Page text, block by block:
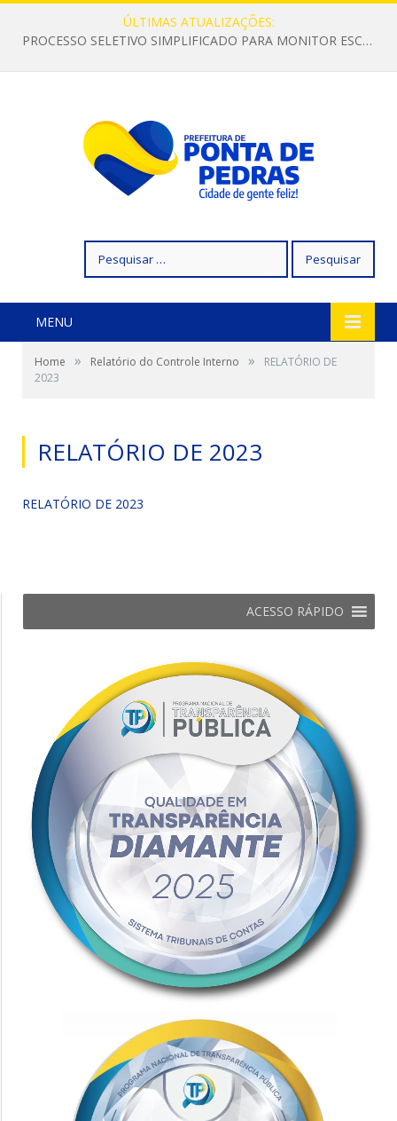
ÚLTIMAS ATUALIZAÇÕES:
PROCESSO SELETIVO SIMPLIFICADO PARA MONITOR ESCOLAR
por:
MENU
Home » Relatório do Controle Interno »
RELATÓRIO DE
2023
RELATÓRIO DE 2023
RELATÓRIO DE 2023
ACESSO RÁPIDO